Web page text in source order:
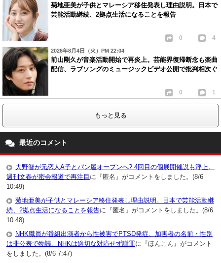
菊地亜美が子供とマレーシア移住発表し理由説明。日本で
芸能活動継続、2拠点生活になることを報告
0 4
2026年8月4日（火）PM 22:04
前山剛久が音楽活動開始で再炎上。芸能界復帰断念も楽曲
配信、ラブソングのミュージックビデオ公開で批判相次ぐ
0 1
もっと見る
最近のコメント
大野智が元恋人A子とパン屋オープンへ? 4回目の個展開催説も浮上。
週刊文春が密会報道で再注目 に『匿名』がコメントをしました。(8/6
10:49)
菊地亜美が子供とマレーシア移住発表し理由説明。日本で芸能活動継
続、2拠点生活になることを報告に『匿名』がコメントをしました。(8/6
10:48)
NHK職員が番組出演者から性被害でPTSD発症、加害者の名前・性別
は非公表で物議。NHKは適切な対応せず謝罪に『ほんこん』がコメント
をしました。(8/6 7:47)